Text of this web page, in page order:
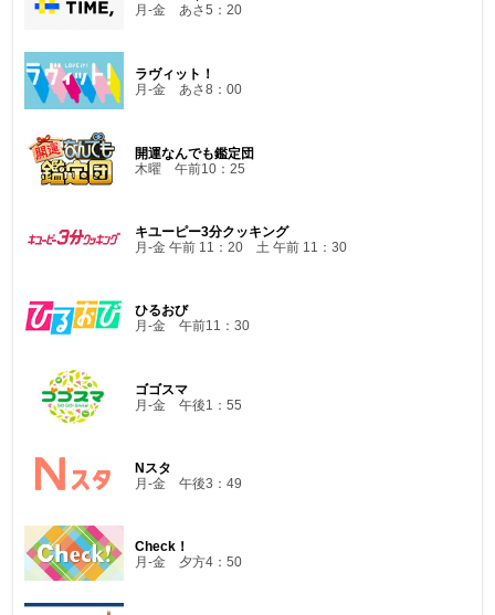
月-金 あさ5：20
ラヴィット！
月-金 あさ8：00
開運なんでも鑑定団
木曜 午前10：25
キユーピー3分クッキング
月-金 午前 11：20 土 午前 11：30
ひるおび
月-金 午前11：30
ゴゴスマ
月-金 午後1：55
Nスタ
月-金 午後3：49
Check！
月-金 夕方4：50